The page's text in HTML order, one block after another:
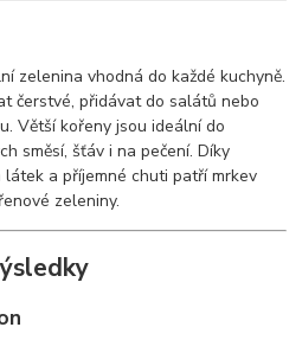
zelenina vhodná do každé kuchyně.
čerstvé, přidávat do salátů nebo
Větší kořeny jsou ideální do
směsí, šťáv i na pečení. Díky
a příjemné chuti patří mrkev
zeleniny.